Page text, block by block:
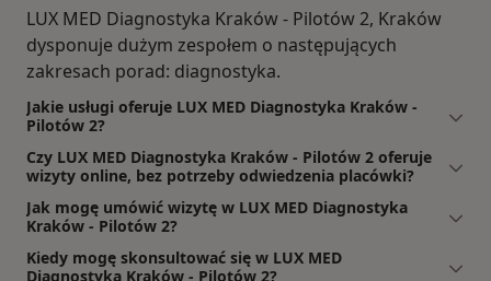
LUX MED Diagnostyka Kraków - Pilotów 2, Kraków
dysponuje dużym zespołem o następujących
zakresach porad: diagnostyka.
Jakie usługi oferuje LUX MED Diagnostyka Kraków -
Pilotów 2?
Czy LUX MED Diagnostyka Kraków - Pilotów 2 oferuje
wizyty online, bez potrzeby odwiedzenia placówki?
Jak mogę umówić wizytę w LUX MED Diagnostyka
Kraków - Pilotów 2?
Kiedy mogę skonsultować się w LUX MED
Diagnostyka Kraków - Pilotów 2?